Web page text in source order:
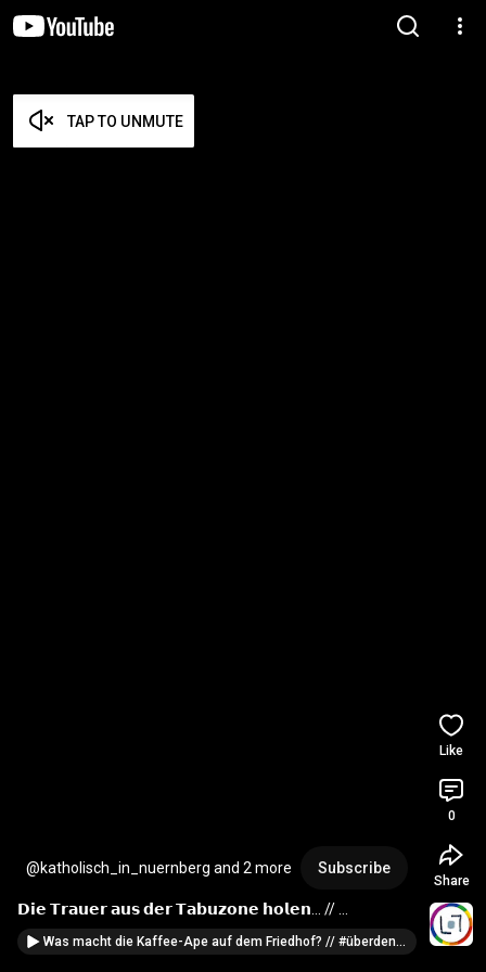
TAP TO UNMUTE
@katholisch_in_nuernberg and 2 more Subscribe
#katholisch_in_nuernberg
Was macht die Kaffee-Ape auf dem Friedhof? // #überdentellerrand 🦻💬
Like
0
Share